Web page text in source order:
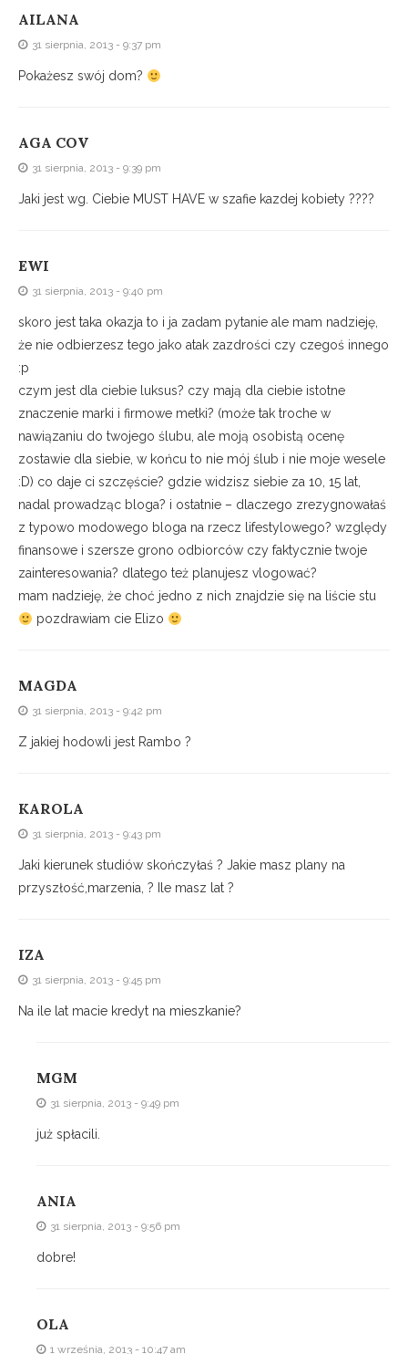
AILANA
31 sierpnia, 2013 - 9:37 pm
Pokażesz swój dom?
AGA COV
31 sierpnia, 2013 - 9:39 pm
Jaki jest wg. Ciebie MUST HAVE w szafie kazdej kobiety ????
EWI
31 sierpnia, 2013 - 9:40 pm
skoro jest taka okazja to i ja zadam pytanie ale mam nadzieję,
że nie odbierzesz tego jako atak zazdrości czy czegoś innego
:p
czym jest dla ciebie luksus? czy mają dla ciebie istotne
znaczenie marki i firmowe metki? (może tak troche w
nawiązaniu do twojego ślubu, ale moją osobistą ocenę
zostawie dla siebie, w końcu to nie mój ślub i nie moje wesele
:D) co daje ci szczęście? gdzie widzisz siebie za 10, 15 lat,
nadal prowadząc bloga? i ostatnie – dlaczego zrezygnowałaś
z typowo modowego bloga na rzecz lifestylowego? względy
finansowe i szersze grono odbiorców czy faktycznie twoje
zainteresowania? dlatego też planujesz vlogować?
mam nadzieję, że choć jedno z nich znajdzie się na liście stu
pozdrawiam cie Elizo
MAGDA
31 sierpnia, 2013 - 9:42 pm
Z jakiej hodowli jest Rambo ?
KAROLA
31 sierpnia, 2013 - 9:43 pm
Jaki kierunek studiów skończyłaś ? Jakie masz plany na
przyszłość,marzenia, ? Ile masz lat ?
IZA
31 sierpnia, 2013 - 9:45 pm
Na ile lat macie kredyt na mieszkanie?
MGM
31 sierpnia, 2013 - 9:49 pm
już spłacili.
ANIA
31 sierpnia, 2013 - 9:56 pm
dobre!
OLA
1 września, 2013 - 10:47 am